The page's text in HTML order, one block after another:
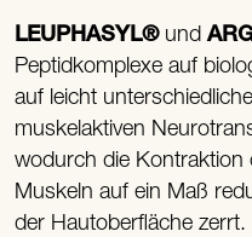
LEUPHASYL®und
Peptidkomplexe auf
auf leicht
muskelaktiven
wodurch die Kontraktion
Muskeln auf ein Maß
der Hautoberfläche